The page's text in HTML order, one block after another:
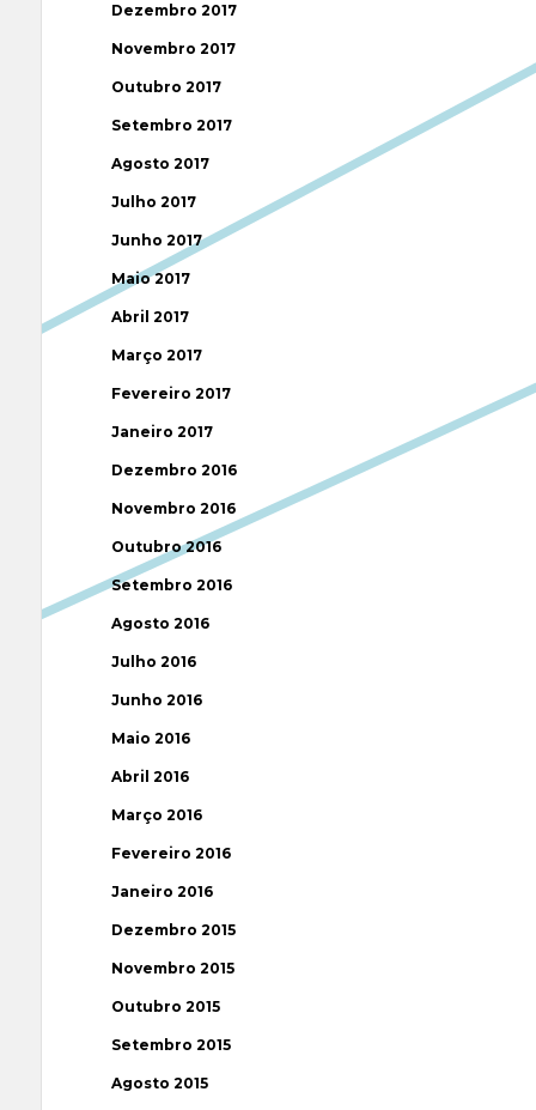
Dezembro 2017
Novembro 2017
Outubro 2017
Setembro 2017
Agosto 2017
Julho 2017
Junho 2017
Maio 2017
Abril 2017
Março 2017
Fevereiro 2017
Janeiro 2017
Dezembro 2016
Novembro 2016
Outubro 2016
Setembro 2016
Agosto 2016
Julho 2016
Junho 2016
Maio 2016
Abril 2016
Março 2016
Fevereiro 2016
Janeiro 2016
Dezembro 2015
Novembro 2015
Outubro 2015
Setembro 2015
Agosto 2015